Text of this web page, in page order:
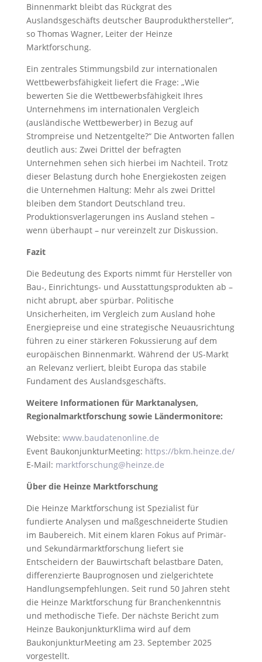
Binnenmarkt bleibt das Rückgrat des
Auslandsgeschäfts deutscher Bauprodukthersteller“,
so Thomas Wagner, Leiter der Heinze
Marktforschung.
Ein zentrales Stimmungsbild zur internationalen
Wettbewerbsfähigkeit liefert die Frage: „Wie
bewerten Sie die Wettbewerbsfähigkeit Ihres
Unternehmens im internationalen Vergleich
(ausländische Wettbewerber) in Bezug auf
Strompreise und Netzentgelte?“ Die Antworten fallen
deutlich aus: Zwei Drittel der befragten
Unternehmen sehen sich hierbei im Nachteil. Trotz
dieser Belastung durch hohe Energiekosten zeigen
die Unternehmen Haltung: Mehr als zwei Drittel
bleiben dem Standort Deutschland treu.
Produktionsverlagerungen ins Ausland stehen –
wenn überhaupt – nur vereinzelt zur Diskussion.
Fazit
Die Bedeutung des Exports nimmt für Hersteller von
Bau-, Einrichtungs- und Ausstattungsprodukten ab –
nicht abrupt, aber spürbar. Politische
Unsicherheiten, im Vergleich zum Ausland hohe
Energiepreise und eine strategische Neuausrichtung
führen zu einer stärkeren Fokussierung auf dem
europäischen Binnenmarkt. Während der US-Markt
an Relevanz verliert, bleibt Europa das stabile
Fundament des Auslandsgeschäfts.
Weitere Informationen für Marktanalysen,
Regionalmarktforschung sowie Ländermonitore:
Website: www.baudatenonline.de
Event BaukonjunkturMeeting: https://bkm.heinze.de/
E-Mail: marktforschung@heinze.de
Über die Heinze Marktforschung
Die Heinze Marktforschung ist Spezialist für
fundierte Analysen und maßgeschneiderte Studien
im Baubereich. Mit einem klaren Fokus auf Primär-
und Sekundärmarktforschung liefert sie
Entscheidern der Bauwirtschaft belastbare Daten,
differenzierte Bauprognosen und zielgerichtete
Handlungsempfehlungen. Seit rund 50 Jahren steht
die Heinze Marktforschung für Branchenkenntnis
und methodische Tiefe. Der nächste Bericht zum
Heinze BaukonjunkturKlima wird auf dem
BaukonjunkturMeeting am 23. September 2025
vorgestellt.